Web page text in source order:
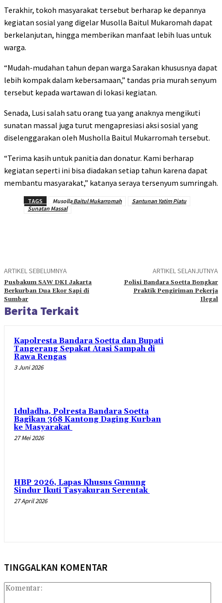
Terakhir, tokoh masyarakat tersebut berharap ke depannya
kegiatan sosial yang digelar Musolla Baitul Mukaromah dapat
berkelanjutan, hingga memberikan manfaat lebih luas untuk
warga.
“Mudah-mudahan tahun depan warga Sarakan khususnya dapat
lebih kompak dalam kebersamaan,” tandas pria murah senyum
tersebut kepada wartawan di lokasi kegiatan.
Senada, Lusi salah satu orang tua yang anaknya mengikuti
sunatan massal juga turut mengapresiasi aksi sosial yang
diselenggarakan oleh Musholla Baitul Mukarromah tersebut.
“Terima kasih untuk panitia dan donatur. Kami berharap
kegiatan seperti ini bisa diadakan setiap tahun karena dapat
membantu masyarakat,” katanya seraya tersenyum sumringah.
TAGS Musolla Baitul Mukarromah
Santunan Yatim Piatu
Sunatan Massal
ARTIKEL SEBELUMNYA
Pusbakum SAW DKI Jakarta
Berkurban Dua Ekor Sapi di
Sumbar
ARTIKEL SELANJUTNYA
Polisi Bandara Soetta Bongkar
Praktik Pengiriman Pekerja
Ilegal
Berita Terkait
Kapolresta Bandara Soetta dan Bupati
Tangerang Sepakat Atasi Sampah di
Rawa Rengas
3 Juni 2026
Iduladha, Polresta Bandara Soetta
Bagikan 368 Kantong Daging Kurban
ke Masyarakat
27 Mei 2026
HBP 2026, Lapas Khusus Gunung
Sindur Ikuti Tasyakuran Serentak
27 April 2026
TINGGALKAN KOMENTAR